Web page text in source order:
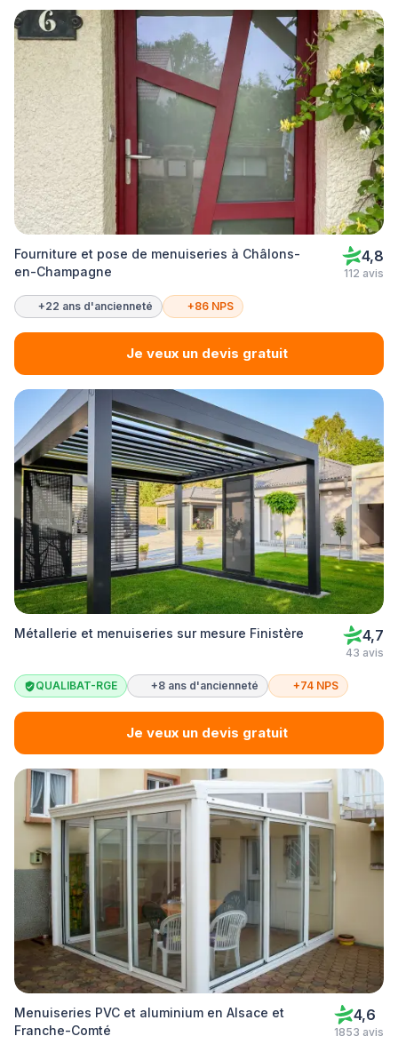
Fourniture et pose de menuiseries à Châlons-
en-Champagne
4,8
112 avis
+22 ans d'ancienneté +86 NPS
Je veux un devis gratuit
Métallerie et menuiseries sur mesure Finistère 4,7
43 avis
QUALIBAT-RGE +8 ans d'ancienneté +74 NPS
Je veux un devis gratuit
Menuiseries PVC et aluminium en Alsace et
Franche-Comté
4,6
1853 avis